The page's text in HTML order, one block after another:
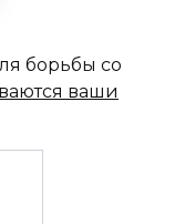
борьбы со
ваши